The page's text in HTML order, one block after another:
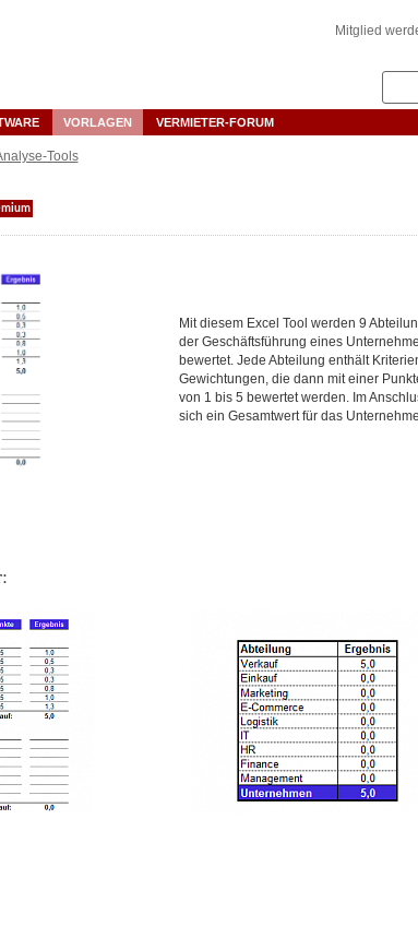
Mitglied
VORLAGEN VERMIETER-FORUM
Tools
Mit diesem Excel Tool werden 9
der Geschäftsführung eines
bewertet. Jede Abteilung enthält
Gewichtungen, die dann mit einer
von 1 bis 5 bewertet werden. Im
sich ein Gesamtwert für das